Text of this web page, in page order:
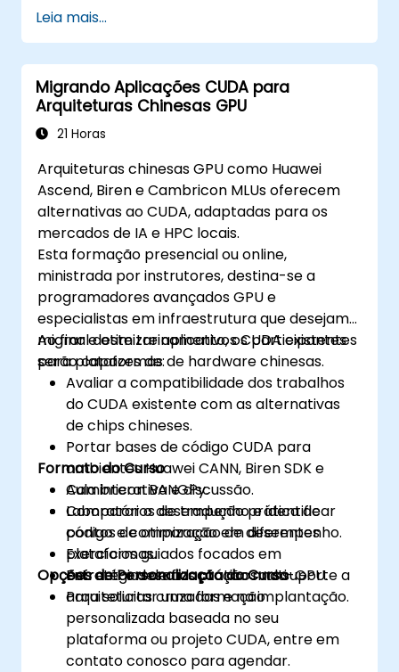
Leia mais...
Migrando Aplicações CUDA para
Arquiteturas Chinesas GPU
21 Horas
Arquiteturas chinesas GPU como Huawei
Ascend, Biren e Cambricon MLUs oferecem
alternativas ao CUDA, adaptadas para os
mercados de IA e HPC locais.
Esta formação presencial ou online,
ministrada por instrutores, destina-se a
programadores avançados GPU e
especialistas em infraestrutura que desejam
migrar e otimizar aplicativos CUDA existentes
para plataformas de hardware chinesas.
Ao final deste treinamento, os participantes
serão capazes de:
Avaliar a compatibilidade dos trabalhos
do CUDA existente com as alternativas
de chips chineses.
Portar bases de código CUDA para
ambientes Huawei CANN, Biren SDK e
Cambricon BANGPy.
Comparar o desempenho e identificar
pontos de otimização em diferentes
plataformas.
Enfrentar desafios práticos no suporte a
arquiteturas cruzadas e na implantação.
Formato do Curso
Aula interativa e discussão.
Laboratórios de tradução prática de
código e comparação de desempenho.
Exercícios guiados focados em
estratégias de adaptação multi-GPU.
Opções de Personalização do Curso
Para solicitar uma formação
personalizada baseada no seu
plataforma ou projeto CUDA, entre em
contato conosco para agendar.